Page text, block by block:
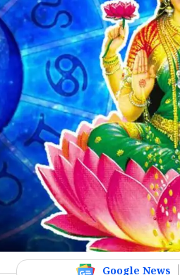
Google News